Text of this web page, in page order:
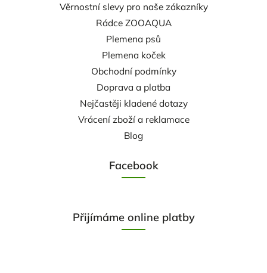
Věrnostní slevy pro naše zákazníky
Rádce ZOOAQUA
Plemena psů
Plemena koček
Obchodní podmínky
Doprava a platba
Nejčastěji kladené dotazy
Vrácení zboží a reklamace
Blog
Facebook
Přijímáme online platby